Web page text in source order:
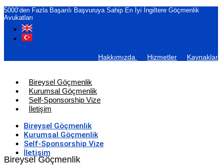
5000’den Fazla Başarılı Başvuruya Sahip En İyi İngiltere Göçmenlik
Avukatları
Hakkımızda Hizmetler Kaynaklar
Bireysel Göçmenlik
Kurumsal Göçmenlik
Self-Sponsorship Vize
İletişim
Bireysel Göçmenlik
Kurumsal Göçmenlik
Self-Sponsorship Vize
İletişim
Bireysel Göçmenlik